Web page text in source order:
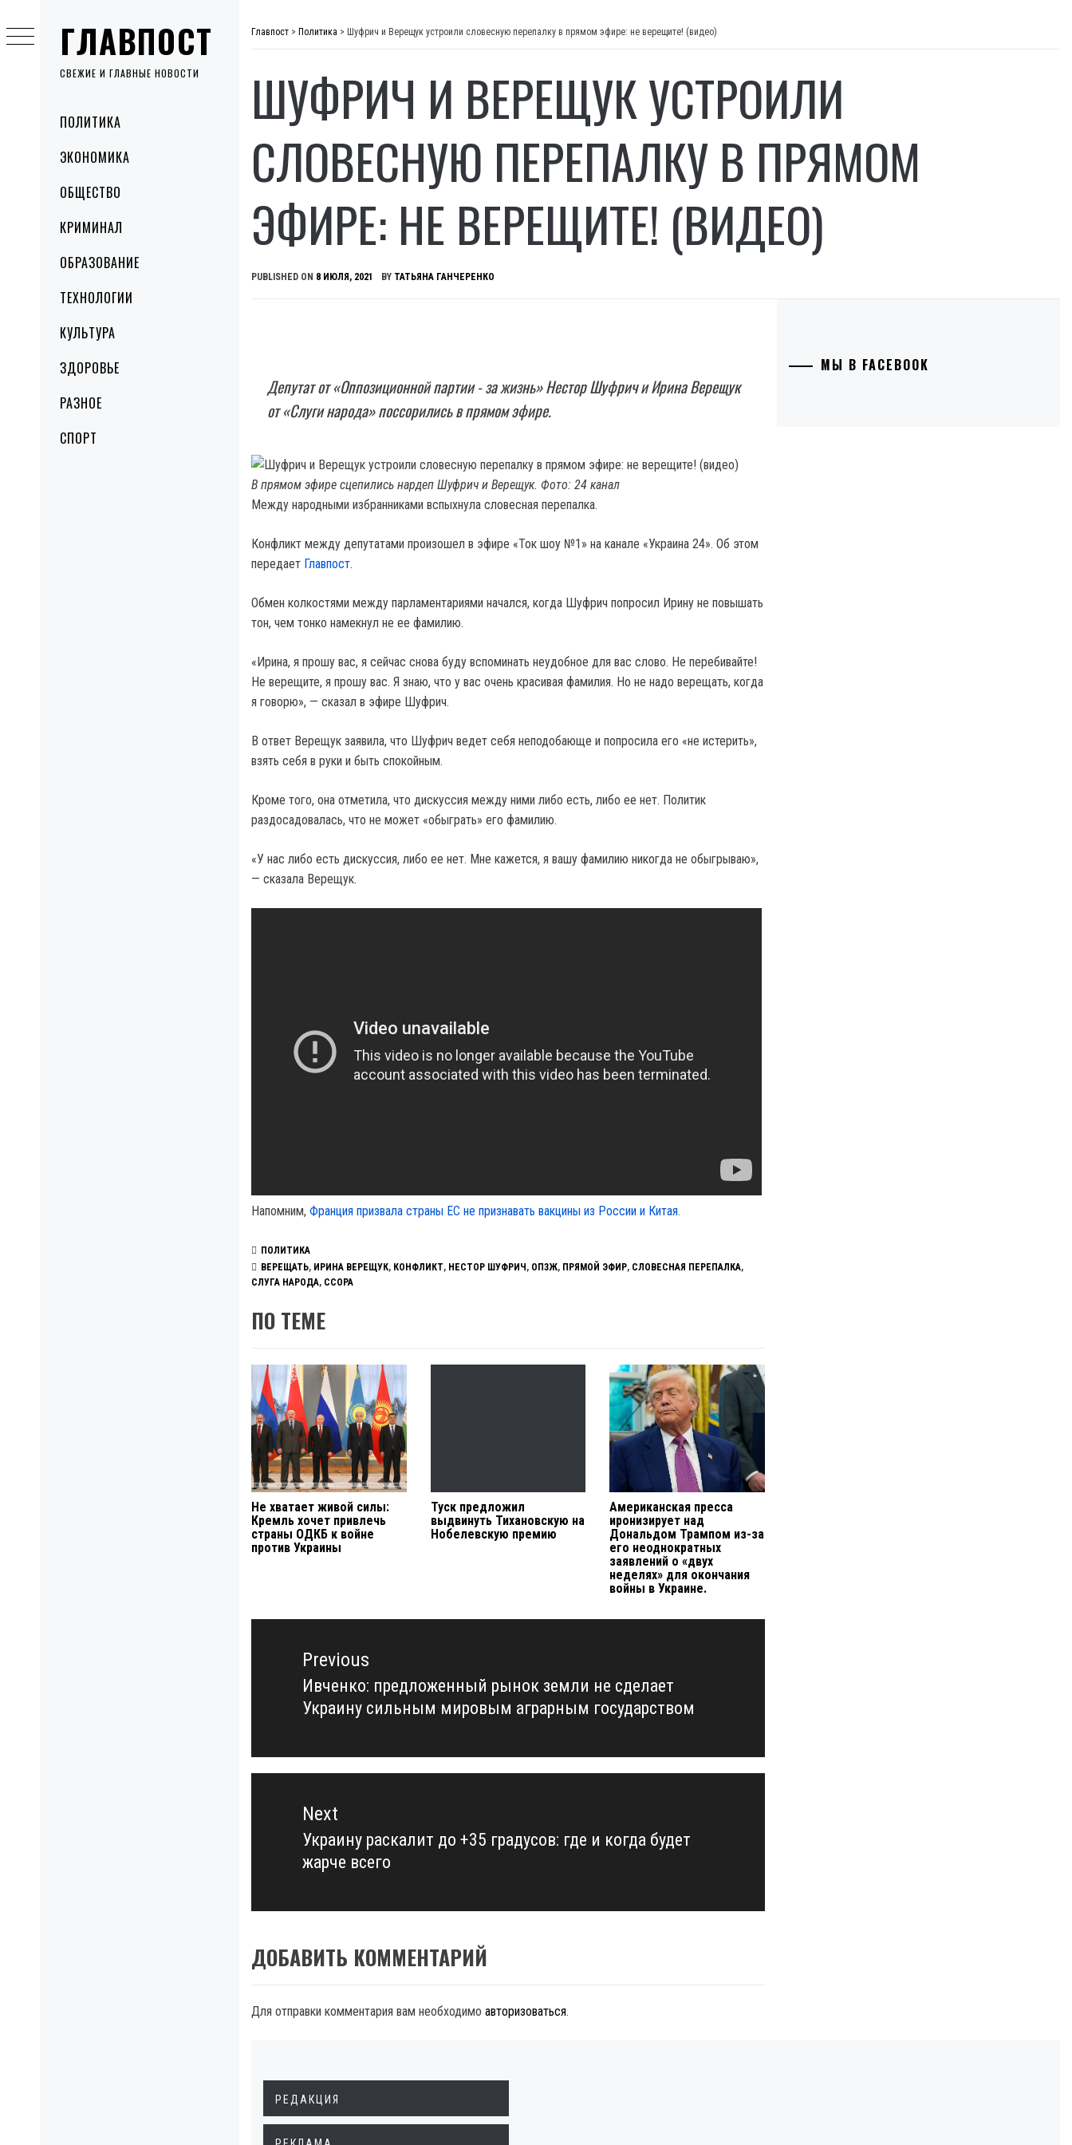
ГЛАВПОСТ
СВЕЖИЕ И ГЛАВНЫЕ НОВОСТИ
MenuПОЛИТИКА
ЭКОНОМИКА
ОБЩЕСТВО
КРИМИНАЛ
ОБРАЗОВАНИЕ
ТЕХНОЛОГИИ
КУЛЬТУРА
ЗДОРОВЬЕ
РАЗНОЕ
СПОРТ
to
content
Главпост > Политика > Шуфрич и Верещук устроили словесную перепалку в прямом эфире: не верещите! (видео)
ШУФРИЧ И ВЕРЕЩУК УСТРОИЛИ
СЛОВЕСНУЮ ПЕРЕПАЛКУ В ПРЯМОМ
ЭФИРЕ: НЕ ВЕРЕЩИТЕ! (ВИДЕО)
PUBLISHED ON 8 ИЮЛЯ, 2021 BY ТАТЬЯНА ГАНЧЕРЕНКО
Депутат от «Оппозиционной партии - за жизнь» Нестор Шуфрич и Ирина Верещук
от «Слуги народа» поссорились в прямом эфире.
В прямом эфире сцепились нардеп Шуфрич и Верещук. Фото: 24 канал
Между народными избранниками вспыхнула словесная перепалка.
Конфликт между депутатами произошел в эфире «Ток шоу №1» на канале «Украина 24». Об этом
передает Главпост.
Обмен колкостями между парламентариями начался, когда Шуфрич попросил Ирину не повышать
тон, чем тонко намекнул не ее фамилию.
«Ирина, я прошу вас, я сейчас снова буду вспоминать неудобное для вас слово. Не перебивайте!
Не верещите, я прошу вас. Я знаю, что у вас очень красивая фамилия. Но не надо верещать, когда
я говорю», — сказал в эфире Шуфрич.
В ответ Верещук заявила, что Шуфрич ведет себя неподобающе и попросила его «не истерить»,
взять себя в руки и быть спокойным.
Кроме того, она отметила, что дискуссия между ними либо есть, либо ее нет. Политик
раздосадовалась, что не может «обыграть» его фамилию.
«У нас либо есть дискуссия, либо ее нет. Мне кажется, я вашу фамилию никогда не обыгрываю»,
— сказала Верещук.
Напомним, Франция призвала страны ЕС не признавать вакцины из России и Китая.
ПОЛИТИКА
ВЕРЕЩАТЬ, ИРИНА ВЕРЕЩУК, КОНФЛИКТ, НЕСТОР ШУФРИЧ , ОПЗЖ, ПРЯМОЙ ЭФИР, СЛОВЕСНАЯ ПЕРЕПАЛКА,
СЛУГА НАРОДА, ССОРА
ПО ТЕМЕ
Не хватает живой силы:
Кремль хочет привлечь
страны ОДКБ к войне
против Украины
Туск предложил
выдвинуть Тихановскую на
Нобелевскую премию
Американская пресса
иронизирует над
Дональдом Трампом из-за
его неоднократных
заявлений о «двух
неделях» для окончания
войны в Украине.
Навигация
записямPrevious
Previous
post:
Ивченко: предложенный рынок земли не сделает
Украину сильным мировым аграрным государством
Next
Next
post:
Украину раскалит до +35 градусов: где и когда будет
жарче всего
ДОБАВИТЬ КОММЕНТАРИЙ
Для отправки комментария вам необходимо авторизоваться.
МЫ В FACEBOOK
РЕДАКЦИЯ